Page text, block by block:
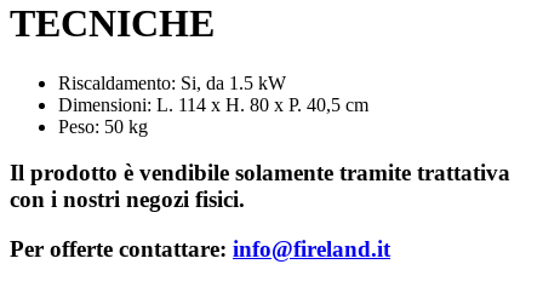
TECNICHE
Riscaldamento: Si, da 1.5 kW
Dimensioni: L. 114 x H. 80 x P. 40,5 cm
Peso: 50 kg
Il prodotto è vendibile solamente tramite trattativa
con i nostri negozi fisici.
Per offerte contattare: info@fireland.it